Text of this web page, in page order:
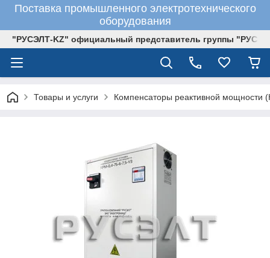
Поставка промышленного электротехнического
оборудования
"РУСЭЛТ-KZ" официальный представитель группы
Товары и услуги Компенсаторы реактивной мощности